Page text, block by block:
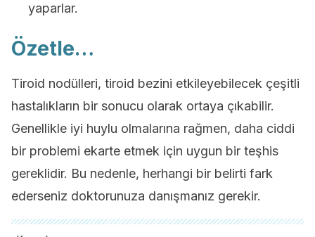
yaparlar.
Özetle…
Tiroid nodülleri, tiroid bezini etkileyebilecek çeşitli
hastalıkların bir sonucu olarak ortaya çıkabilir.
Genellikle iyi huylu olmalarına rağmen, daha ciddi
bir problemi ekarte etmek için uygun bir teşhis
gereklidir. Bu nedenle, herhangi bir belirti fark
ederseniz doktorunuza danışmanız gerekir.